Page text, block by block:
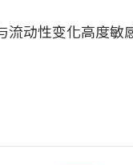
动性变化高度敏